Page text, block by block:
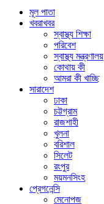
মূল পাতা
খবরাখবর
স্বাস্থ্য শিক্ষা
পরিবেশ
স্বাস্থ্য মন্ত্রণালয়
কোথায় কী
আমরা কী খাচ্ছি
সারাদেশ
ঢাকা
চট্টগ্রাম
রাজশাহী
খুলনা
বরিশাল
সিলেট
রংপুর
ময়মনসিংহ
প্রেগনেন্সি
মেনোপজ